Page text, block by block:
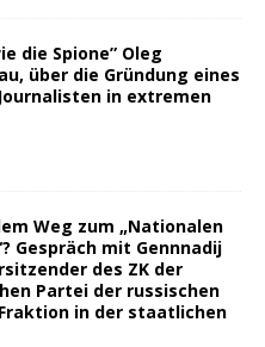
die Spione” Oleg
über die Gründung eines
in extremen
Weg zum „Nationalen
Gespräch mit Gennnadij
des ZK der
Partei der russischen
in der staatlichen